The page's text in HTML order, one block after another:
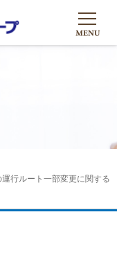
行ルート一部変更に関する